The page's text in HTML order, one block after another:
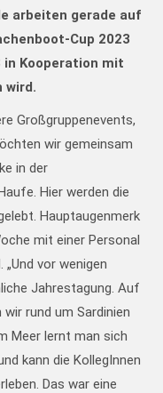
arbeiten gerade auf
Cup 2023
in Kooperation mit
wird.
Großgruppenevents,
wir gemeinsam
in der
Hier werden die
Hauptaugenmerk
mit einer Personal
vor wenigen
Jahrestagung. Auf
wir rund um Sardinien
Meer lernt man sich
kann die KollegInnen
Das war eine